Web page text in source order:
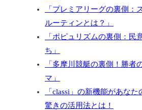
「プレミアリーグの裏側：
ルーティンとは？」
「ポピュリズムの裏側：民
ち」
「多摩川競艇の裏側！勝者
マ」
「classi」の新機能があな
驚きの活用法とは！